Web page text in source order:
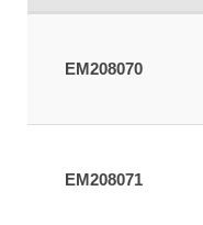
EM208070
EM208071